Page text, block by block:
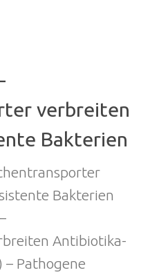
verbreiten
Bakterien
Bakterien
Antibiotika-
Pathogene